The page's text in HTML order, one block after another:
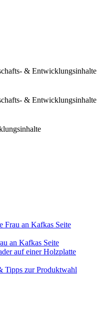
& Entwicklungsinhalte
& Entwicklungsinhalte
an Kafkas Seite
Tipps zur Produktwahl